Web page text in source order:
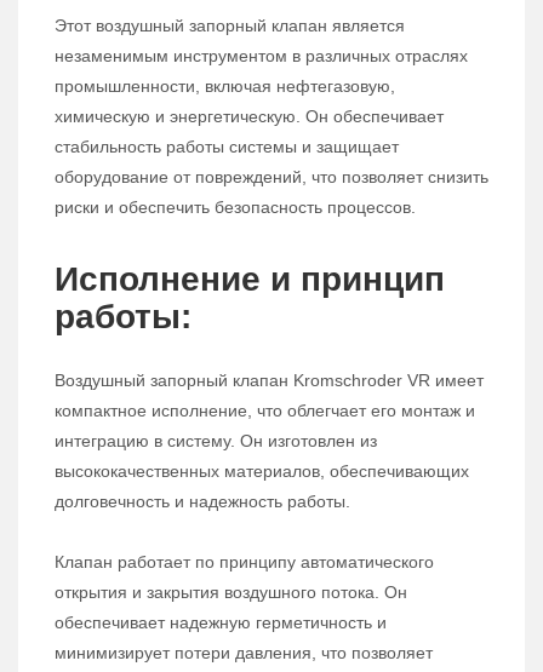
Этот воздушный запорный клапан является
незаменимым инструментом в различных отраслях
промышленности, включая нефтегазовую,
химическую и энергетическую. Он обеспечивает
стабильность работы системы и защищает
оборудование от повреждений, что позволяет снизить
риски и обеспечить безопасность процессов.
Исполнение и принцип
работы:
Воздушный запорный клапан Kromschroder VR имеет
компактное исполнение, что облегчает его монтаж и
интеграцию в систему. Он изготовлен из
высококачественных материалов, обеспечивающих
долговечность и надежность работы.
Клапан работает по принципу автоматического
открытия и закрытия воздушного потока. Он
обеспечивает надежную герметичность и
минимизирует потери давления, что позволяет